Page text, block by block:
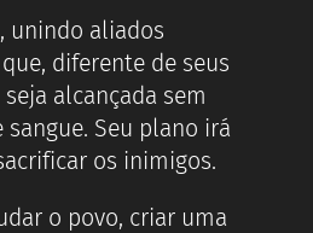
unindo aliados
diferente de seus
alcançada sem
Seu plano irá
os inimigos.
o povo, criar uma